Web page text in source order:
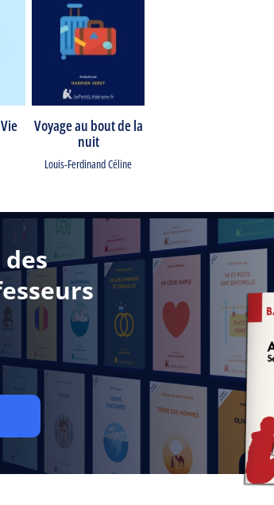
Voyage au bout de la
nuit
Louis-Ferdinand Céline